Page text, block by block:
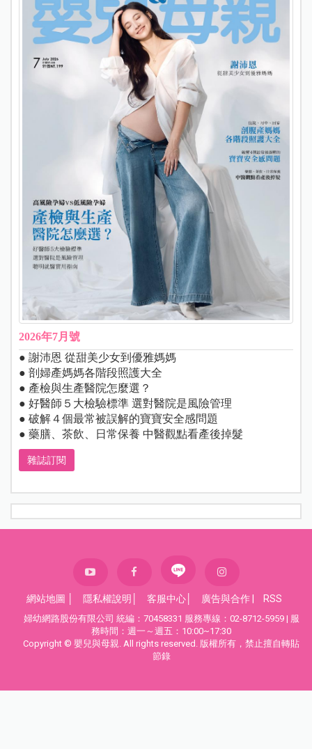
2026年7月號
● 謝沛恩 從甜美少女到優雅媽媽
● 剖婦產媽媽各階段照護大全
● 產檢與生產醫院怎麼選？
● 好醫師５大檢驗標準 選對醫院是風險管理
● 破解４個最常被誤解的寶寶安全感問題
● 藥膳、茶飲、日常保養 中醫觀點看產後掉髮
雜誌訂閱
網站地圖 隱私權說明 客服中心 廣告與合作| RSS
婦幼網路股份有限公司 統編：70458331 服務專線：02-8712-5959 | 服
務時間：週一～週五：10:00~17:30
Copyright © 嬰兒與母親. All rights reserved. 版權所有，禁止擅自轉貼
節錄